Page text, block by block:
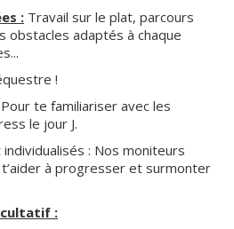
: Travail sur le plat, parcours
obstacles adaptés à chaque
!
Pour te familiariser avec les
le jour J.
: Nos moniteurs
à progresser et surmonter
: